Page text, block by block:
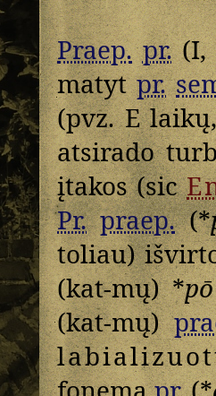
Praep. pr.(I,
matytpr.
(pvz. E
atsirado
įtakos (sic
Pr. praep.(*
toliau)
(kat-mų) *pō
(kat-mų)